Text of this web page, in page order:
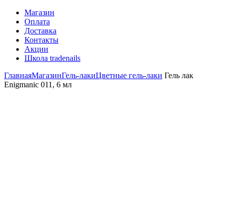
Магазин
Оплата
Доставка
Контакты
Акции
Школа tradenails
ГлавнаяМагазинГель-лакиЦветные гель-лаки Гель лак
Enigmanic 011, 6 мл